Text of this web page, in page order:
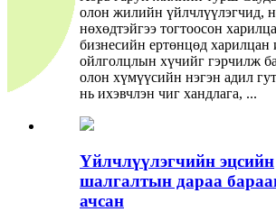
олон жилийн үйлчлүүлэгчид,
нөхөдтэйгээ тогтоосон
бизнесийн ертөнцөд харилцан
ойлголцлын хүчийг гэрчилж
олон хүмүүсийн нэгэн адил
нь ихэвчлэн чиг хандлага, ...
Үйлчлүүлэгчийн эцсийн
шалгалтын дараа
ачсан